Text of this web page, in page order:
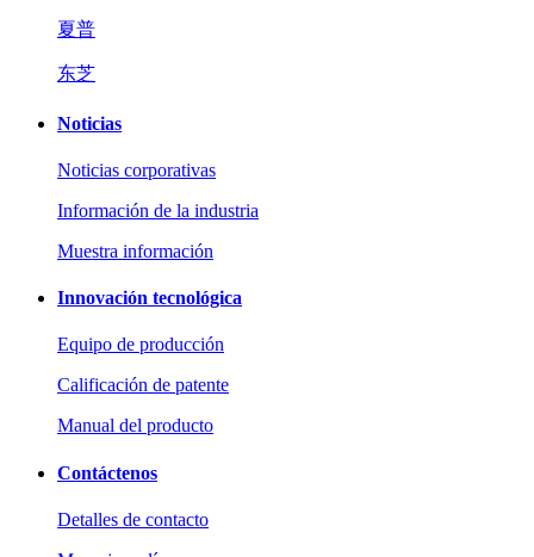
夏普
东芝
Noticias
Noticias corporativas
Información de la industria
Muestra información
Innovación tecnológica
Equipo de producción
Calificación de patente
Manual del producto
Contáctenos
Detalles de contacto